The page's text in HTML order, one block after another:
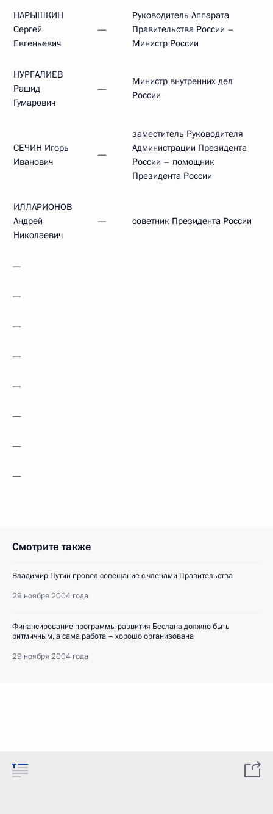
НАРЫШКИН
Сергей
Евгеньевич
—
Руководитель Аппарата
Правительства России –
Министр России
НУРГАЛИЕВ
Рашид
Гумарович
—
Министр внутренних дел
России
СЕЧИН Игорь
Иванович
—
заместитель Руководителя
Администрации Президента
России – помощник
Президента России
ИЛЛАРИОНОВ
Андрей
Николаевич
— советник Президента России
—
—
—
—
—
—
—
—
Смотрите также
Владимир Путин провел совещание с членами Правительства
29 ноября 2004 года
Финансирование программы развития Беслана должно быть
ритмичным, а сама работа – хорошо организована
29 ноября 2004 года